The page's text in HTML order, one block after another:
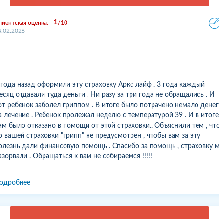
оценка: 1
10
назад оформили эту страховку Аркс лайф . 3 года каждый
отдавали туда деньги . Ни разу за три года не обращались . И
ребенок заболел гриппом . В итоге было потрачено немало денег
лечение . Ребенок пролежал неделю с температурой 39 . И в итоге
было отказано в помощи от этой страховки.. Объяснили тем ,
вашей страховки "грипп" не предусмотрен , чтобы вам за эту
дали финансовую помощь . Спасибо за помощь , страховку
. Обращаться к вам не собираемся !!!!!